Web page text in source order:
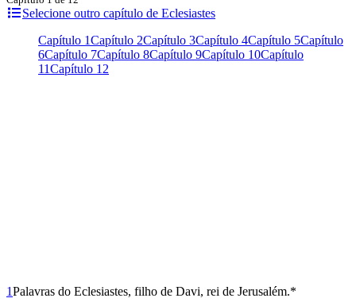
Selecione outro capítulo de Eclesiastes
Capítulo 1Capítulo 2Capítulo 3Capítulo 4Capítulo 5Capítulo
6Capítulo 7Capítulo 8Capítulo 9Capítulo 10Capítulo
11Capítulo 12
1Palavras do Eclesiastes, filho de Davi, rei de Jerusalém.*